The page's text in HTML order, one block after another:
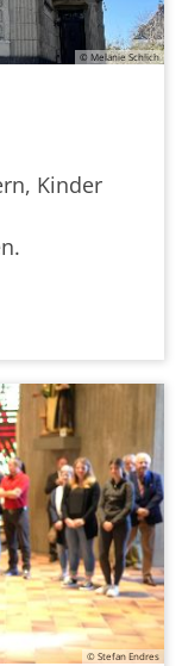
© Melanie Schlich
Kinder
© Stefan Endres